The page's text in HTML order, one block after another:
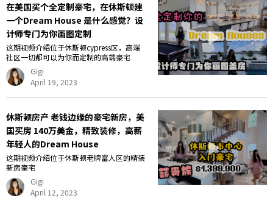
在美国买个全定制豪宅，在休斯顿建
一个Dream House 是什么感觉？设
计师专门为你画图定制
这期视频介绍位于休斯顿cypress区，高端
社区一切都可以为你而定制的高端豪宅
Gigi
April 19, 2023
休斯顿房产 老钱边缘的豪宅新房，美
国买房 140万美金，精致装修，高薪
年轻人的Dream House
这期视频介绍位于休斯顿老牌富人区的精装
新房豪宅
Gigi
April 12, 2023